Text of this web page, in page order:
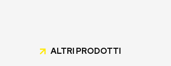
ALTRI PRODOTTI